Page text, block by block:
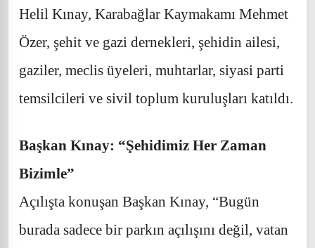
Helil Kınay, Karabağlar Kaymakamı Mehmet
Özer, şehit ve gazi dernekleri, şehidin ailesi,
gaziler, meclis üyeleri, muhtarlar, siyasi parti
temsilcileri ve sivil toplum kuruluşları katıldı.
Başkan Kınay: “Şehidimiz Her Zaman
Bizimle”
Açılışta konuşan Başkan Kınay, “Bugün
burada sadece bir parkın açılışını değil, vatan